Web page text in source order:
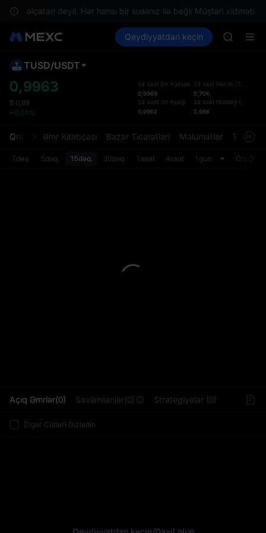
əlçatan deyil. Hər hansı bir sualınız ilə bağlı Müştəri xidməti ilə
Bazarlar Spot Futures SPCX
Qeydiyyatdan keçin
Unitree
ACE
Unitree
SKYAI
SPCX
UNITREE
TUSD/USDT
0,9963
$ 0,99
+0,01%
24 saat Ən Yüksək
0,9969
24 saat Ən Aşağı
0,9962
24 saat Həcm (TUSD
5,70K
24 saat Məbləğ (
5,68K
Qrafik Əmr Kitabçası Bazar Ticarətləri Məlumatlar
1dəq. 5dəq. 15dəq. 30dəq. 1saat 4saat 1gün Orijinal
Açıq Əmrlər(0) Saxlanılanlar(0) Strategiyalar (0)
Digər Cütləri Gizlədin